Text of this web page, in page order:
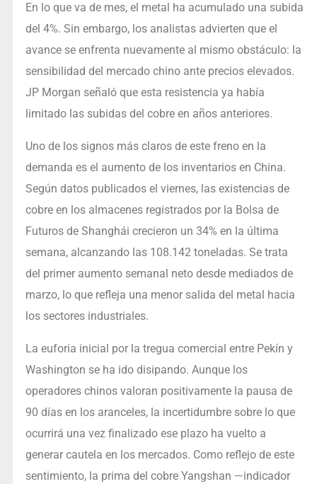
En lo que va de mes, el metal ha acumulado una subida
del 4%. Sin embargo, los analistas advierten que el
avance se enfrenta nuevamente al mismo obstáculo: la
sensibilidad del mercado chino ante precios elevados.
JP Morgan señaló que esta resistencia ya había
limitado las subidas del cobre en años anteriores.
Uno de los signos más claros de este freno en la
demanda es el aumento de los inventarios en China.
Según datos publicados el viernes, las existencias de
cobre en los almacenes registrados por la Bolsa de
Futuros de Shanghái crecieron un 34% en la última
semana, alcanzando las 108.142 toneladas. Se trata
del primer aumento semanal neto desde mediados de
marzo, lo que refleja una menor salida del metal hacia
los sectores industriales.
La euforia inicial por la tregua comercial entre Pekín y
Washington se ha ido disipando. Aunque los
operadores chinos valoran positivamente la pausa de
90 días en los aranceles, la incertidumbre sobre lo que
ocurrirá una vez finalizado ese plazo ha vuelto a
generar cautela en los mercados. Como reflejo de este
sentimiento, la prima del cobre Yangshan —indicador